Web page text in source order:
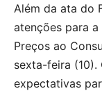
Além da ata do
atenções para
Preços ao
sexta-feira (10).
expectativas